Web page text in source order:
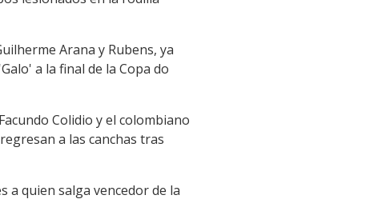
Arana y Rubens, ya
a la final de la Copa do
Colidio y el colombiano
a las canchas tras
a quien salga vencedor de la